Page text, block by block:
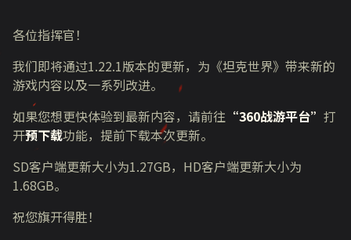
各位指挥官！
我们即将通过1.22.1版本的更新，为《坦克世界》带来新的
游戏内容以及一系列改进。
如果您想更快体验到最新内容，请前往 “360战游平台” 打
开预下载功能， 提前下载本次更新。
SD客户端更新大小为1.27GB，HD客户端更新大小为
1.68GB。
祝您旗开得胜！